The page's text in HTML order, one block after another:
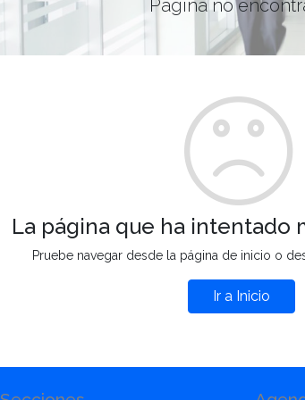
Página no
La página que ha intentado
Pruebe navegar desde la página de inicio o
Ir a Inicio